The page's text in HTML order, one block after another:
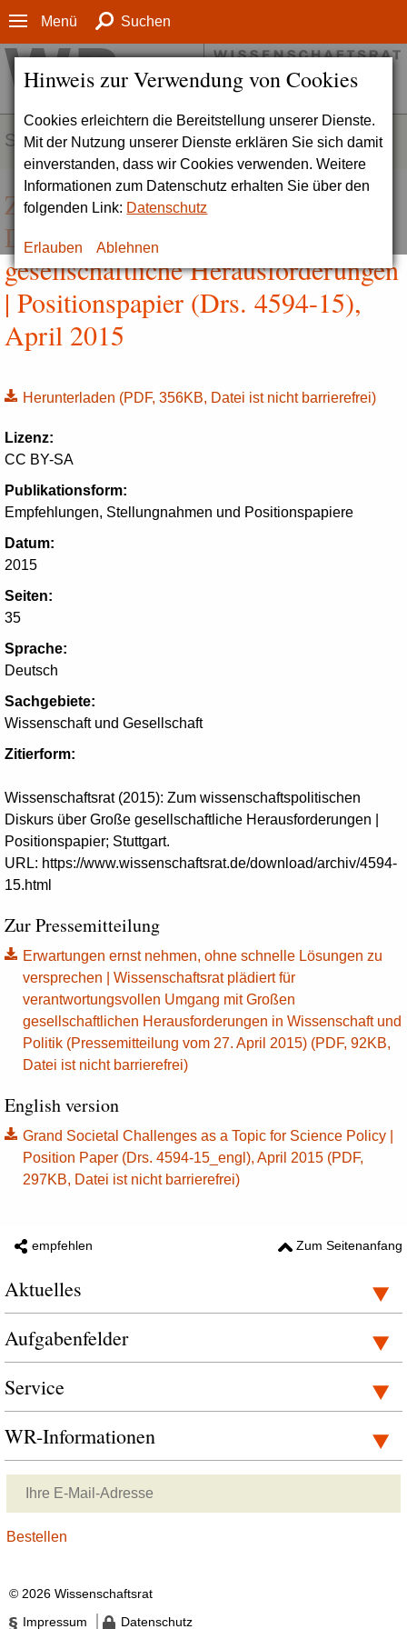
Hinweis zur Verwendung von Cookies
Cookies erleichtern die Bereitstellung unserer Dienste.
Mit der Nutzung unserer Dienste erklären Sie sich damit
einverstanden, dass wir Cookies verwenden. Weitere
Informationen zum Datenschutz erhalten Sie über den
folgenden Link: Datenschutz
Erlauben Ablehnen
Menü Suchen
SERVICE
Zum wissenschaftspolitischen
Diskurs über Große
gesellschaftliche Herausforderungen
| Positionspapier (Drs. 4594-15),
April 2015
Herunterladen (PDF, 356KB, Datei ist nicht barrierefrei)
Lizenz:
CC BY-SA
Publikationsform:
Empfehlungen, Stellungnahmen und Positionspapiere
Datum:
2015
Seiten:
35
Sprache:
Deutsch
Sachgebiete:
Wissenschaft und Gesellschaft
Zitierform:
Wissenschaftsrat (2015): Zum wissenschaftspolitischen
Diskurs über Große gesellschaftliche Herausforderungen |
Positionspapier; Stuttgart.
URL: https://www.wissenschaftsrat.de/download/archiv/4594-
15.html
Zur Pressemitteilung
Erwartungen ernst nehmen, ohne schnelle Lösungen zu
versprechen | Wissenschaftsrat plädiert für
verantwortungsvollen Umgang mit Großen
gesellschaftlichen Herausforderungen in Wissenschaft und
Politik (Pressemitteilung vom 27. April 2015) (PDF, 92KB,
Datei ist nicht barrierefrei)
English version
Grand Societal Challenges as a Topic for Science Policy |
Position Paper (Drs. 4594-15_engl), April 2015 (PDF,
297KB, Datei ist nicht barrierefrei)
empfehlen Zum Seitenanfang
Aktuelles
Aufgabenfelder
Service
WR-Informationen
© 2026 Wissenschaftsrat
Impressum
Datenschutz